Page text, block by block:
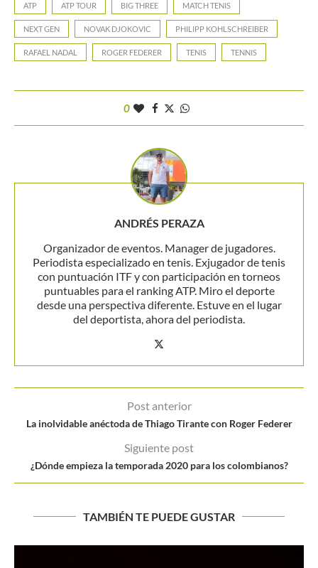
ATP ATP TOUR BIG THREE MATCH TENIS
NEXT GEN NOVAK DJOKOVIC PHILIPP KOHLSCHREIBER
RAFAEL NADAL ROGER FEDERER TENIS TENNIS
0
ANDRÉS PERAZA
Organizador de eventos. Manager de jugadores.
Periodista especializado en tenis. Exjugador de tenis
con puntuación ITF y con participación en torneos
puntuables para el ranking ATP. Miro el deporte
desde una perspectiva diferente. Estuve en el lugar
del deportista, ahora del periodista.
Post anterior
La inolvidable anéctoda de Thiago Tirante con Roger Federer
Siguiente post
¿Dónde empieza la temporada 2020 para los colombianos?
TAMBIÉN TE PUEDE GUSTAR